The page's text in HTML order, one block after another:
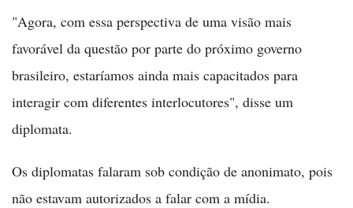
"Agora, com essa perspectiva de uma visão mais
favorável da questão por parte do próximo governo
brasileiro, estaríamos ainda mais capacitados para
interagir com diferentes interlocutores", disse um
diplomata.
Os diplomatas falaram sob condição de anonimato, pois
não estavam autorizados a falar com a mídia.